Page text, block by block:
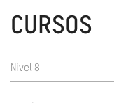
CURSOS
Nivel 8